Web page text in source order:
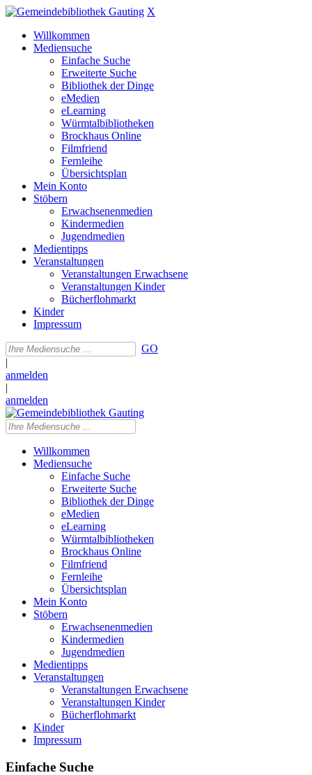
X
Willkommen
Mediensuche
Einfache Suche
Erweiterte Suche
Bibliothek der Dinge
eMedien
eLearning
Würmtalbibliotheken
Brockhaus Online
Filmfriend
Fernleihe
Übersichtsplan
Mein Konto
Stöbern
Erwachsenenmedien
Kindermedien
Jugendmedien
Medientipps
Veranstaltungen
Veranstaltungen Erwachsene
Veranstaltungen Kinder
Bücherflohmarkt
Kinder
Impressum
GO
|
anmelden
|
anmelden
Willkommen
Mediensuche
Einfache Suche
Erweiterte Suche
Bibliothek der Dinge
eMedien
eLearning
Würmtalbibliotheken
Brockhaus Online
Filmfriend
Fernleihe
Übersichtsplan
Mein Konto
Stöbern
Erwachsenenmedien
Kindermedien
Jugendmedien
Medientipps
Veranstaltungen
Veranstaltungen Erwachsene
Veranstaltungen Kinder
Bücherflohmarkt
Kinder
Impressum
Einfache Suche